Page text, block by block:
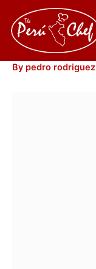
content
By pedro rodriguez